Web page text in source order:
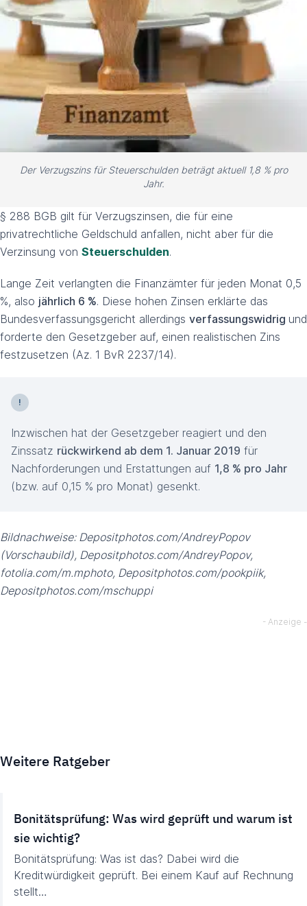
Der Verzugszins für Steuerschulden beträgt aktuell 1,8 % pro
Jahr.
§ 288 BGB gilt für Verzugszinsen, die für eine
privatrechtliche Geldschuld anfallen, nicht aber für die
Verzinsung von Steuerschulden.
Lange Zeit verlangten die Finanzämter für jeden Monat 0,5
%, also jährlich 6 %. Diese hohen Zinsen erklärte das
Bundesverfassungsgericht allerdings verfassungswidrig und
forderte den Gesetzgeber auf, einen realistischen Zins
festzusetzen (Az. 1 BvR 2237/14).
Inzwischen hat der Gesetzgeber reagiert und den
Zinssatz rückwirkend ab dem 1. Januar 2019 für
Nachforderungen und Erstattungen auf 1,8 % pro Jahr
(bzw. auf 0,15 % pro Monat) gesenkt.
Bildnachweise: Depositphotos.com/AndreyPopov
(Vorschaubild), Depositphotos.com/AndreyPopov,
fotolia.com/m.mphoto, Depositphotos.com/pookpiik,
Depositphotos.com/mschuppi
Weitere Ratgeber
Bonitätsprüfung: Was wird geprüft und warum ist
sie wichtig?
Bonitätsprüfung: Was ist das? Dabei wird die
Kreditwürdigkeit geprüft. Bei einem Kauf auf Rechnung
stellt…